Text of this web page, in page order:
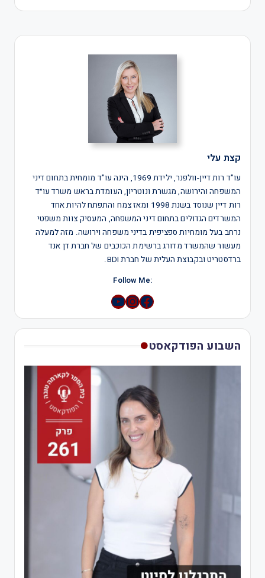
קצת עלי
עו"ד רות דיין-וולפנר, ילידת 1969, הינה עו"ד מומחית בתחום דיני
המשפחה והירושה, מגשרת ונוטריון, העומדת בראש משרד עו״ד
רות דיין שנוסד בשנת 1998 ומאז צמח והתפתח להיות אחד
המשרדים הגדולים בתחום דיני המשפחה, המעסיק צוות משפטי
נרחב בעל מומחיות ספציפית בדיני משפחה וירושה. מזה למעלה
מעשור שהמשרד מדורג ברשימת הכוכבים של חברת דן אנד
ברדסטריט ובקבוצת העלית של חברת BDI.
:Follow Me
Instagram
YouTube
השבוע הפודקאסט